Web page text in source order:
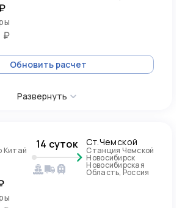
₽
Обновить расчет
Развернуть
Китай 14 суток Ст.Чемской
Станция Чемской
Новосибирск
Новосибирская
Область, Россия